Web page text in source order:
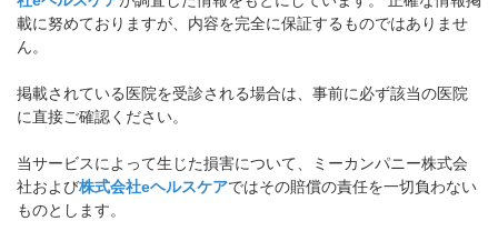
載に努めておりますが、内容を完全に保証するものではありませ
ん。
掲載されている医院を受診される場合は、事前に必ず該当の医院
に直接ご確認ください。
当サービスによって生じた損害について、ミーカンパニー株式会
社および株式会社eヘルスケアではその賠償の責任を一切負わない
ものとします。